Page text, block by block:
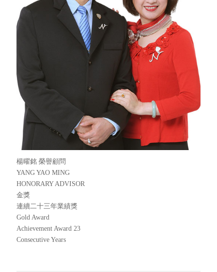
楊曜銘 榮譽顧問
YANG YAO MING
HONORARY ADVISOR
金獎
連續二十三年業績獎
Gold Award
Achievement Award 23
Consecutive Years